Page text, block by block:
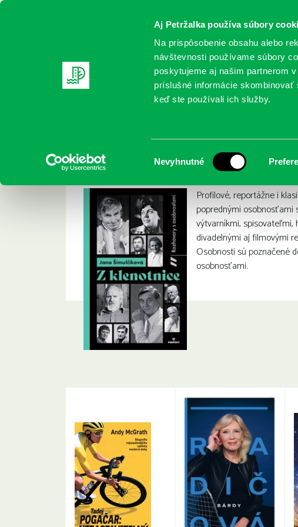
Aj Petržalka používa súbory
Na prispôsobenie obsahu alebo
návštevnosti používame súbory
poskytujeme aj našim partnerom
príslušné informácie
keď ste používali ich služby.
súhlasu
Nevyhnutné
REGISTRUJTE SA ONLINE KATALÓGY
Šimulčíková, Jana: Z
Profilové, reportážne i
poprednými osobnosťami
výtvarníkmi, spisovateľmi,
divadelnými aj filmovými
Osobnosti sú poznačené
osobnosťami.